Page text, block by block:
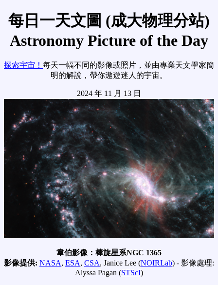
每日一天文圖 (成大物理分站)
Astronomy Picture of the Day
探索宇宙！ 每天一幅不同的影像或照片，並由專業天文學家簡
明的解說，帶你遨遊迷人的宇宙。
2024 年 11 月 13 日
韋伯影像：棒旋星系NGC 1365
影像提供: NASA, ESA, CSA, Janice Lee (NOIRLab) - 影像處理:
Alyssa Pagan (STScI)